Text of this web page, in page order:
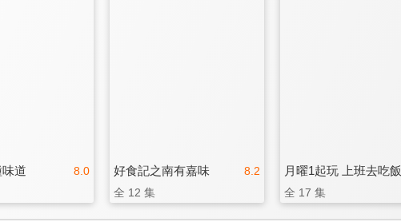
8.0
道 8.2
好食記之南有嘉味
全 12 集
月曜1起玩 上班去吃飯
全 17 集